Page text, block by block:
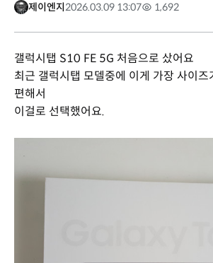
제이엔지2026.03.09 13:07 1,692
갤럭시탭 S10 FE 5G 처음으로 샀어요
최근 갤럭시탭 모델중에 이게 가장 사이즈
편해서
이걸로 선택했어요.